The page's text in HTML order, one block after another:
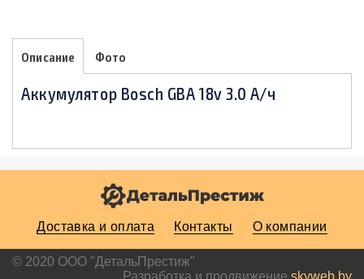
Описание Фото
Аккумулятор Bosch GBA 18v 3.0 A/ч
Доставка и оплата Контакты О компании
© 2020 ООО "ДетальПрестиж"
Разработка и продвижение skyweb.by